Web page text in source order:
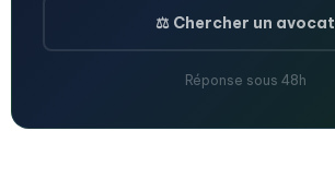
⚖️ Chercher un avocat
Réponse sous 48h